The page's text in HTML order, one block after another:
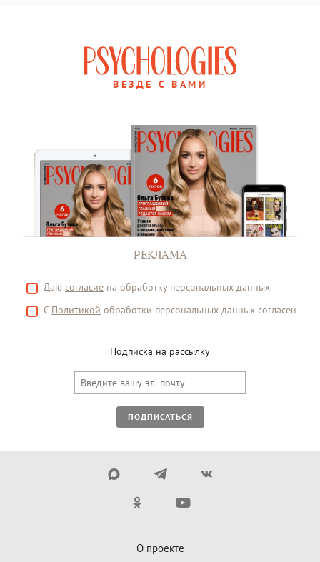
ВЕЗДЕ С ВАМИ
РЕКЛАМА
Даю согласие на обработку персональных данных
С Политикой обработки персональных данных согласен
Подписка на рассылку
ПОДПИСАТЬСЯ
О проекте